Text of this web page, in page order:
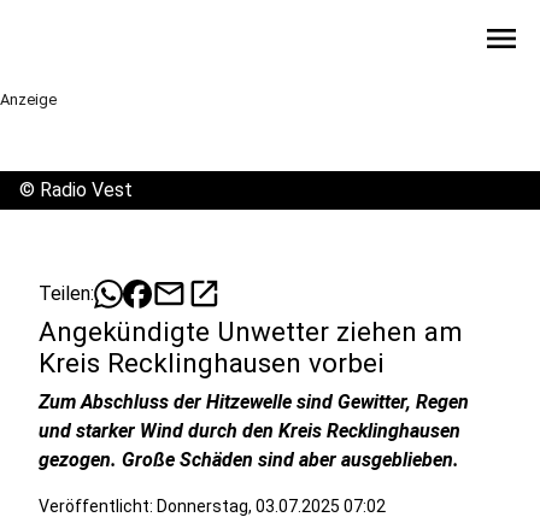
menu
Anzeige
© Radio Vest
Teilen: mailopen_in_new
Angekündigte Unwetter ziehen am
Kreis Recklinghausen vorbei
Zum Abschluss der Hitzewelle sind Gewitter, Regen
und starker Wind durch den Kreis Recklinghausen
gezogen. Große Schäden sind aber ausgeblieben.
Veröffentlicht: Donnerstag, 03.07.2025 07:02